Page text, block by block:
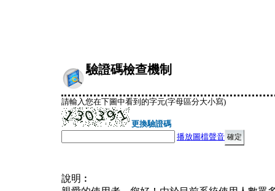
驗證碼檢查機制
請輸入您在下圖中看到的字元(字母區分大小寫)
更換驗證碼
播放圖檔聲音
說明︰